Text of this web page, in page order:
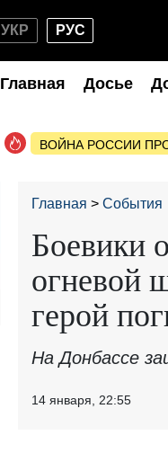
УКР РУС
Главная Досье
ВОЙНА РОССИИ
Главная События
Боевики
огневой
герой
На Донбассе
14 января, 22:55